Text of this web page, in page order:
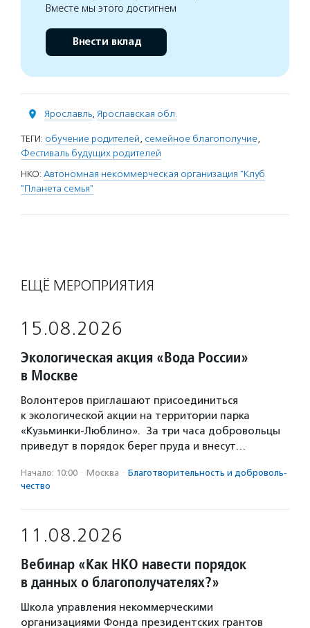
Вместе мы этого достигнем
Внести вклад
Ярославль, Ярославская обл.
ТЕГИ: обучение родителей, семейное благополучие,
Фестиваль будущих родителей
НКО: Автономная некоммерческая организация "Клуб
"Планета семья"
ЕЩЁ МЕРОПРИЯТИЯ
15.08.2026
Экологическая акция «Вода России»
в Москве
Волонтеров приглашают присоединиться
к экологической акции на территории парка
«Кузьминки-Люблино». За три часа добровольцы
приведут в порядок берег пруда и внесут…
Начало: 10:00 · Москва · Благотвори­тель­ность и доброволь­
чест­во
11.08.2026
Вебинар «Как НКО навести порядок
в данных о благополучателях?»
Школа управления некоммерческими
организациями Фонда президентских грантов